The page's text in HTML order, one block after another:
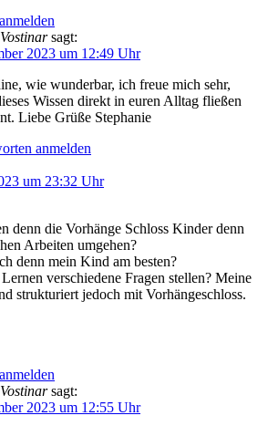
sagt:
2023 um 12:49 Uhr
wie wunderbar, ich freue mich sehr,
Wissen direkt in euren Alltag fließen
Liebe Grüße Stephanie
anmelden
um 23:32 Uhr
denn die Vorhänge Schloss Kinder denn
Arbeiten umgehen?
denn mein Kind am besten?
verschiedene Fragen stellen? Meine
strukturiert jedoch mit Vorhängeschloss.
sagt:
2023 um 12:55 Uhr